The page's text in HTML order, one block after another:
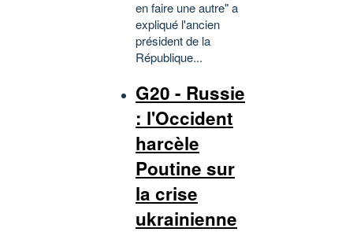
en faire une autre" a
expliqué l'ancien
président de la
République...
G20 - Russie
: l'Occident
harcèle
Poutine sur
la crise
ukrainienne